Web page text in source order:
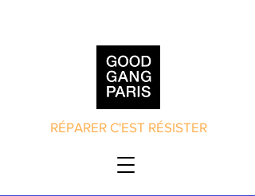
RÉPARER C'EST RÉSISTER